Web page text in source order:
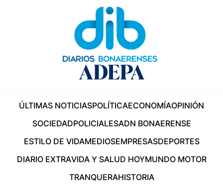
ÚLTIMAS NOTICIASPOLÍTICAECONOMÍAOPINIÓN
SOCIEDADPOLICIALESADN BONAERENSE
ESTILO DE VIDAMEDIOSEMPRESASDEPORTES
DIARIO EXTRAVIDA Y SALUD HOYMUNDO MOTOR
TRANQUERAHISTORIA